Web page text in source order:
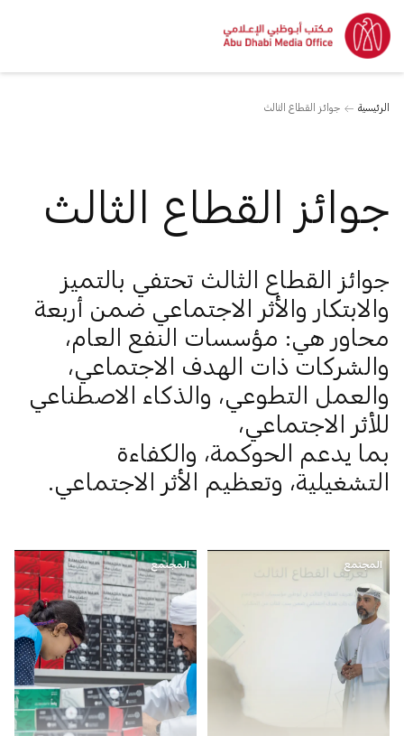
الرئيسية جوائز القطاع الثالث
جوائز القطاع الثالث
جوائز القطاع الثالث تحتفي بالتميز
والابتكار والأثر الاجتماعي ضمن أربعة
محاور هي: مؤسسات النفع العام،
والشركات ذات الهدف الاجتماعي،
والعمل التطوعي، والذكاء الاصطناعي
للأثر الاجتماعي،
بما يدعم الحوكمة، والكفاءة
التشغيلية، وتعظيم الأثر الاجتماعي.
المجتمع المجتمع